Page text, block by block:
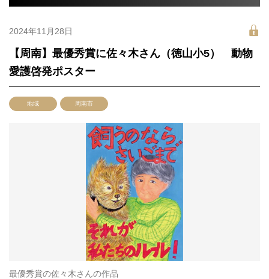
2024年11月28日
【周南】最優秀賞に佐々木さん（徳山小5） 動物
愛護啓発ポスター
地域 周南市
最優秀賞の佐々木さんの作品